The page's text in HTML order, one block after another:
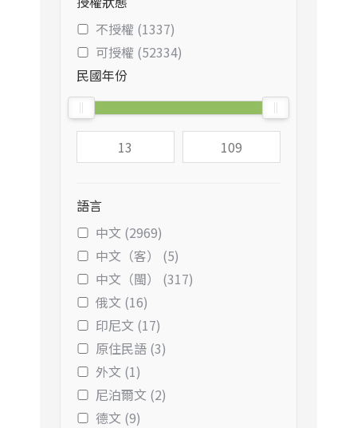
不授權 (1337)
可授權 (52334)
民國年份
語言
中文 (2969)
中文（客） (5)
中文（閩） (317)
俄文 (16)
印尼文 (17)
原住民語 (3)
外文 (1)
尼泊爾文 (2)
德文 (9)